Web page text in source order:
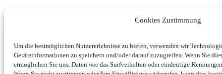
Cookies Zustimmung
Um die bestmöglichen Nutzererlebnisse zu bieten, verwenden wir
Geräteinformationen zu speichern und/oder darauf zuzugreifen. Wenn Sie
ermöglichen Sie uns, Daten wie das Surfverhalten oder eindeutige